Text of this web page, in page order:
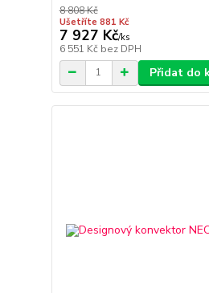
8 808 Kč
Ušetříte 881 Kč
7 927 Kč/ks
6 551 Kč bez DPH
Přidat do